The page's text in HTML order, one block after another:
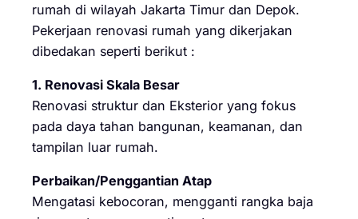
rumah di wilayah Jakarta Timur dan Depok.
Pekerjaan renovasi rumah yang dikerjakan
dibedakan seperti berikut :
1. Renovasi Skala Besar
Renovasi struktur dan Eksterior yang fokus
pada daya tahan bangunan, keamanan, dan
tampilan luar rumah.
Perbaikan/Penggantian Atap
Mengatasi kebocoran, mengganti rangka baja